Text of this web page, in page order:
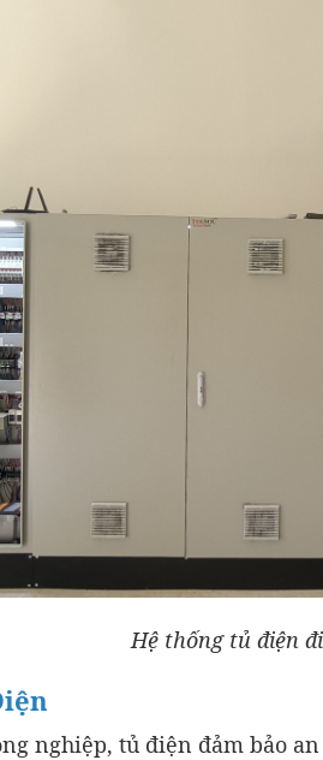
Hệ thống tủ điện
nghiệp, tủ điện đảm bảo